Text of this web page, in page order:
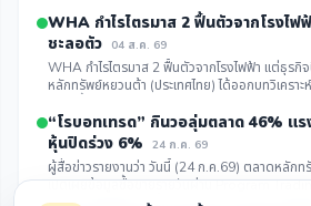
WHA กำไรไตรมาส 2 ฟื้นตัวจากโรงไ
ชะลอตัว
04 ส.ค. 69
WHA กำไรไตรมาส 2 ฟื้นตัวจากโรงไฟฟ้า แต่ธุร
หลักทรัพย์หยวนต้า (ประเทศไทย) ได้ออกบทวิเครา
“โรบอทเทรด” กินวอลุ่มตลาด 46% แ
หุ้นปิดร่วง 6%
24 ก.ค. 69
ผู้สื่อข่าวรายงานว่า วันนี้ (24 ก.ค.69) ตลาดหลักท
เปิดเผยข้อมูลซื้อขายรายวันผ่าน Program